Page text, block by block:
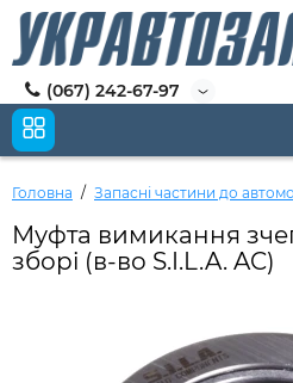
(067) 242-67-97
Головна Запасні частини до
Муфта вимикання
зборі (в-во S.I.L.A. AC)